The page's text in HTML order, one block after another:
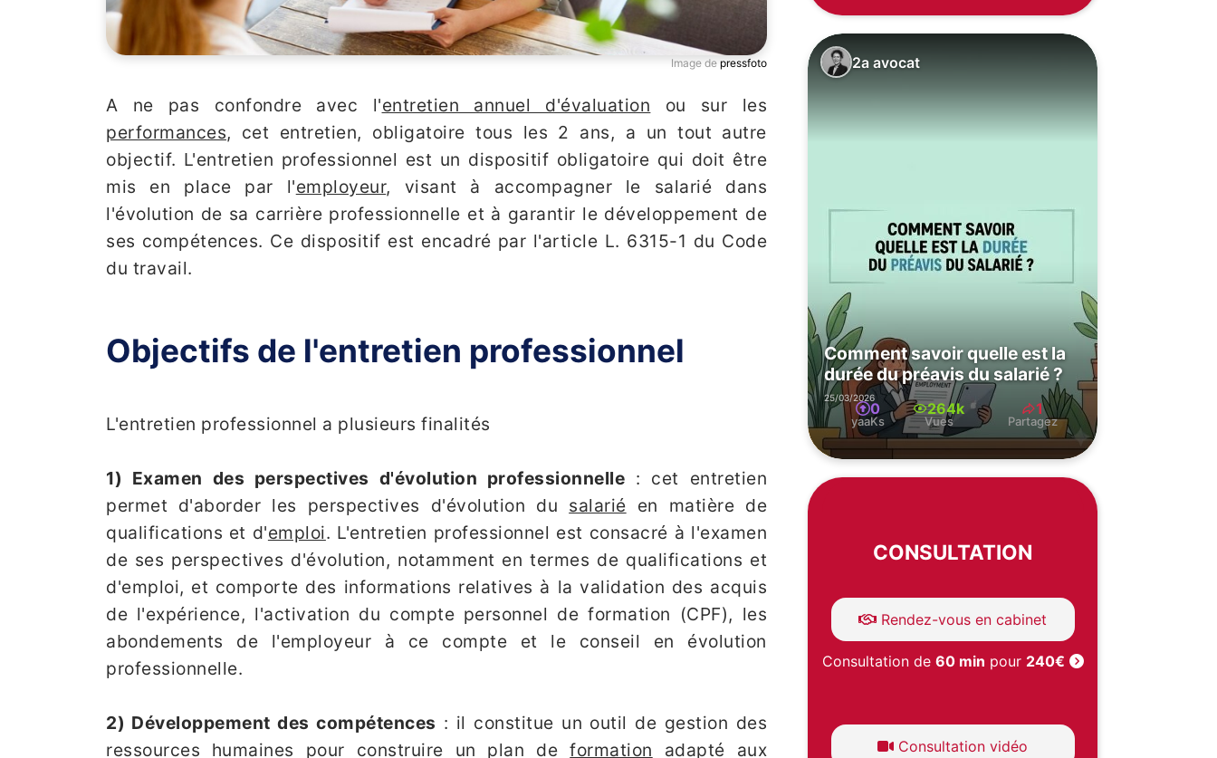
Image de pressfoto
A ne pas confondre avec l'entretien annuel d'évaluation ou sur les
performances, cet entretien, obligatoire tous les 2 ans, a un tout autre
objectif. L'entretien professionnel est un dispositif obligatoire qui doit être
mis en place par l'employeur, visant à accompagner le salarié dans
l'évolution de sa carrière professionnelle et à garantir le développement de
ses compétences. Ce dispositif est encadré par l'article L. 6315-1 du Code
du travail.
Objectifs de l'entretien professionnel
L'entretien professionnel a plusieurs finalités
1) Examen des perspectives d'évolution professionnelle : cet entretien
permet d'aborder les perspectives d'évolution du salarié en matière de
qualifications et d'emploi. L'entretien professionnel est consacré à l'examen
de ses perspectives d'évolution, notamment en termes de qualifications et
d'emploi, et comporte des informations relatives à la validation des acquis
de l'expérience, l'activation du compte personnel de formation (CPF), les
abondements de l'employeur à ce compte et le conseil en évolution
professionnelle.
2) Développement des compétences : il constitue un outil de gestion des
ressources humaines pour construire un plan deformation adapté aux
25/03/2026
2a avocat
Comment savoir quelle est la
durée du préavis du salarié ?
0
yaaKs
264k
Vues
1
Partagez
CONSULTATION
Rendez-vous en cabinet
Consultation de 60 min pour 240€
Consultation vidéo